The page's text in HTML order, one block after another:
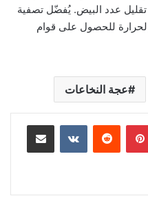
تقليل عدد البيض. يُفضّل تصفية
للحصول على قوام
عجة النخاعات
بينتيريست مشاركة عبر البريد